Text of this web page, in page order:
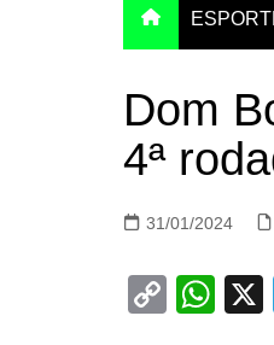
Dom
4ª
31/01/2024
C
W